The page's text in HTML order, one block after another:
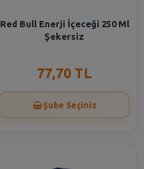
Red Bull Enerji İçeceği 250 Ml
Şekersiz
77,70 TL
Şube Seçiniz